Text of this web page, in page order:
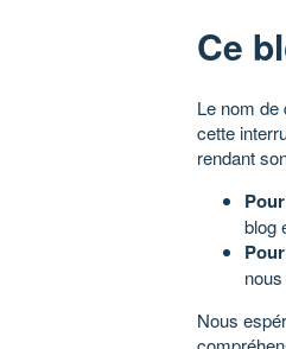
Ce
Le nom de
cette
rendant
blog
Nous